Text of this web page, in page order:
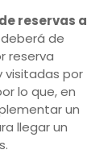
reservas a
de
reserva
visitadas por
lo que, en
un
llegar un